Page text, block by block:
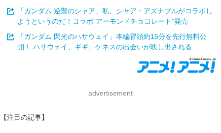
「ガンダム 逆襲のシャア」私、シャア・アズナブルがコラボし
ようというのだ！コラボ“アーモンドチョコレート”発売
「ガンダム 閃光のハサウェイ」本編冒頭約15分を先行無料公
開！ ハサウェイ、ギギ、ケネスの出会いが映し出される
advertisement
【注目の記事】